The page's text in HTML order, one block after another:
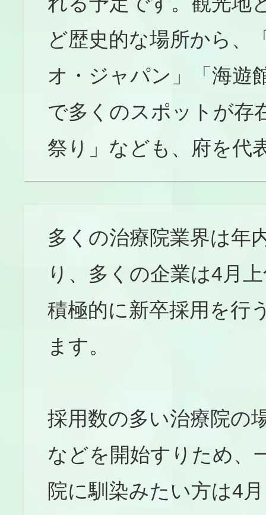
ど歴史的な場所から、
オ・ジャパン」「海遊
で多くのスポットが存
祭り」なども、府を代
多くの治療院業界は年
り、多くの企業は4月
積極的に新卒採用を行
ます。
採用数の多い治療院の
などを開始すりため、
院に馴染みたい方は4